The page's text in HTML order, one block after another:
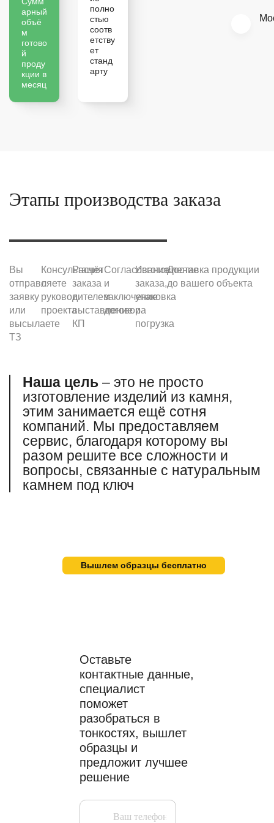
арный
объё
м
готово
й
проду
кции в
месяц
полно
стью
соотв
етству
ет
станд
арту
Этапы производства заказа
Вы
отправляете
заявку
или
высылаете
ТЗ
Консультация
с
руководителем
проекта
Расчёт
заказа
и
выставление
КП
Согласование
и
заключение
договора
Изготовление
заказа,
упаковка
и
погрузка
Доставка продукции
до вашего объекта
Наша цель – это не просто
изготовление изделий из камня,
этим занимается ещё сотня
компаний. Мы предоставляем
сервис, благодаря которому вы
разом решите все сложности и
вопросы, связанные с натуральным
камнем под ключ
Есть вопросы,нужна
Вышлем образцы бесплатно
Оставьте
контактные данные,
специалист
поможет
разобраться в
тонкостях, вышлет
образцы и
предложит лучшее
решение